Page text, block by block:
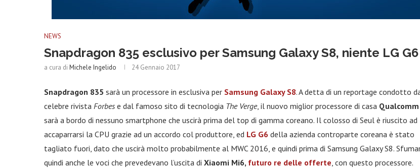
NEWS
Snapdragon 835 esclusivo per Samsung Galaxy S8, niente LG G6
a cura di Michele Ingelido 24 Gennaio 2017
Snapdragon 835 sarà un processore in esclusiva per Samsung Galaxy S8. A detta di un reportage condotto
celebre rivista Forbes e dal famoso sito di tecnologia The Verge, il nuovo miglior processore di casa Qualcomm
sarà a bordo di nessuno smartphone che uscirà prima del top di gamma coreano. Il colosso di Seul è riuscito ad
accaparrarsi la CPU grazie ad un accordo col produttore, ed LG G6 della azienda controparte coreana è stato
tagliato fuori, dato che uscirà molto probabilmente al MWC 2016, e quindi prima di Samsung Galaxy S8.
quindi anche le voci che prevedevano l’uscita di Xiaomi Mi6, futuro re delle offerte, con questo processore.